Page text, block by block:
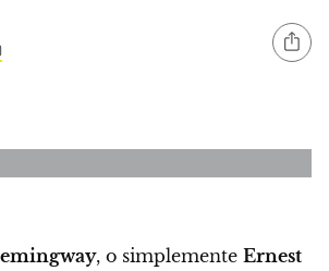
, o simplemente Ernest